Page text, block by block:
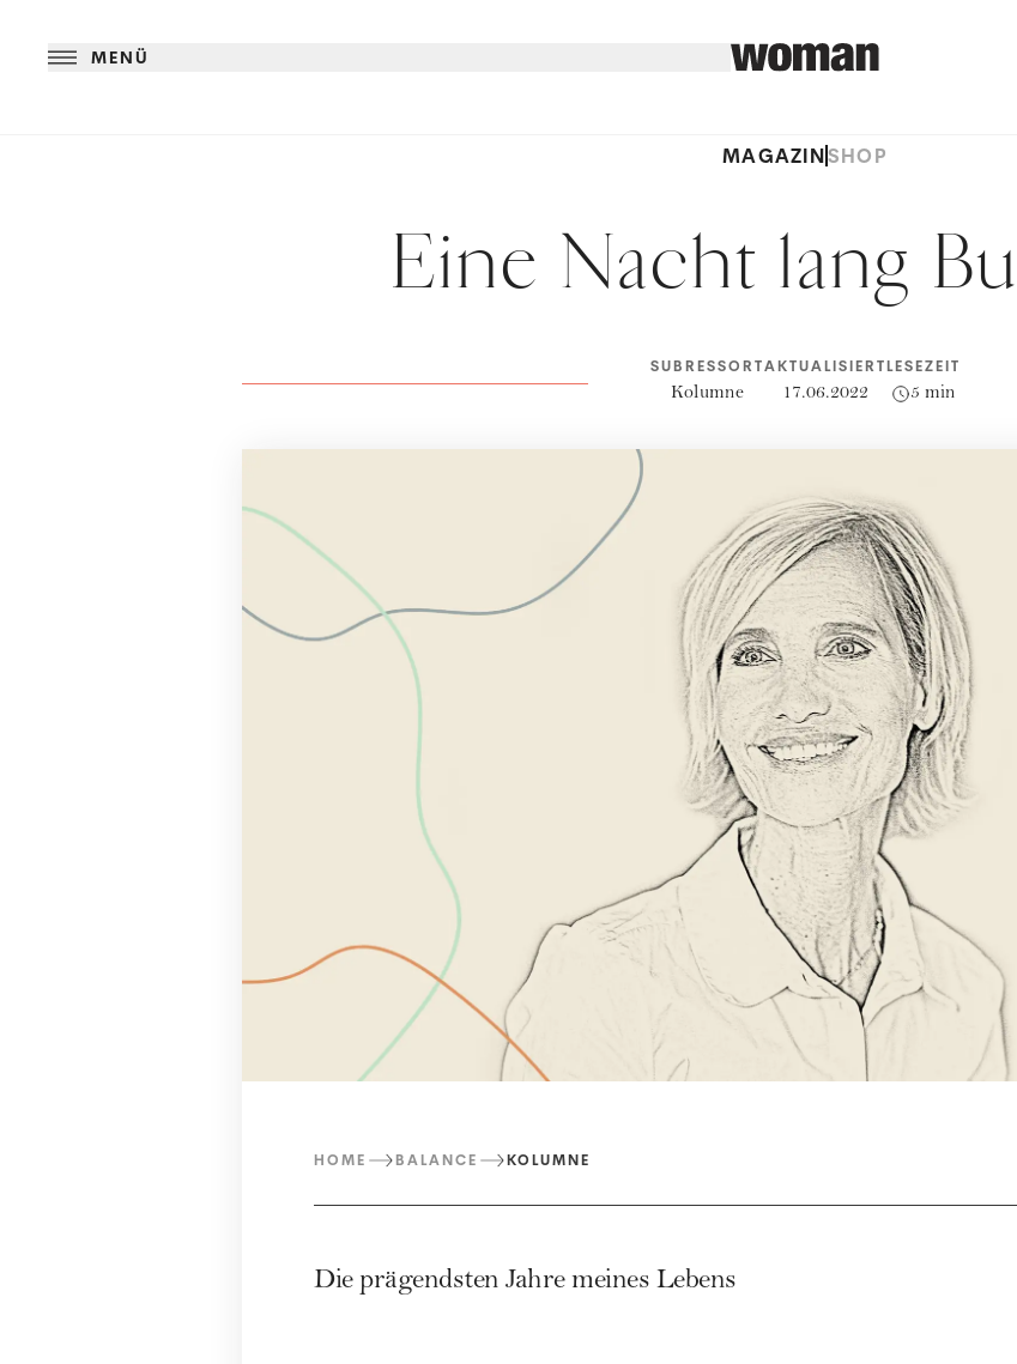
MENÜ
MAGAZINSHOP
Eine Nacht lang
SUBRESSORT
Kolumne
AKTUALISIERT
17.06.2022
LESEZEIT
5 min
HOME BALANCE KOLUMNE
Die prägendsten Jahre meines Lebens